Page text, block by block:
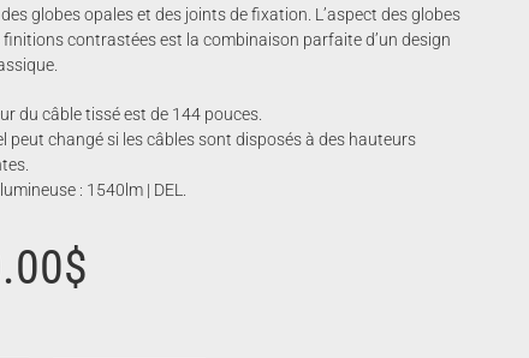
globes opales et des joints de fixation. L’aspect des globes
contrastées est la combinaison parfaite d’un design
du câble tissé est de 144 pouces.
peut changé si les câbles sont disposés à des hauteurs
: 1540lm | DEL.
$